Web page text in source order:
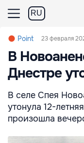
RU
Point 23 февраля
В
Днестре
В селе Спея
утонула 12-
произошла